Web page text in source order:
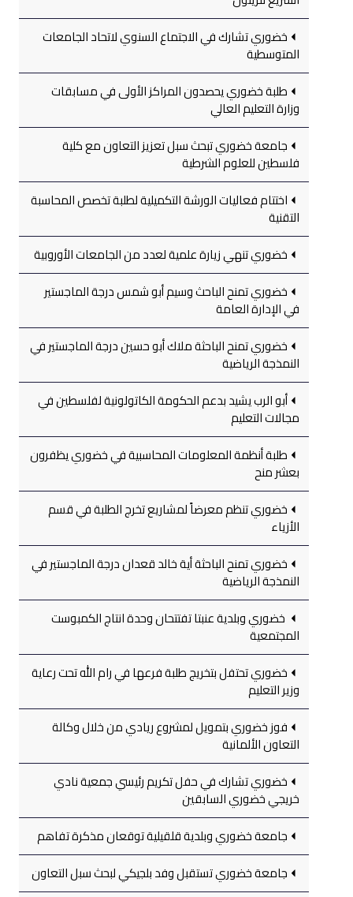
خضوري تشارك في الاجتماع السنوي لاتحاد الجامعات
المتوسطية
طلبة خضوري يحصدون المراكز الأولى في مسابقات
وزارة التعليم العالي
جامعة خضوري تبحث سبل تعزيز التعاون مع كلية
فلسطين للعلوم الشرطية
اختتام فعاليات الورشة التكميلية لطلبة تخصص المحاسبة
التقنية
خضوري تنهي زيارة علمية لعدد من الجامعات الأوروبية
خضوري تمنح الباحث وسيم أبو شمس درجة الماجستير
في الإدارة العامة
خضوري تمنح الباحثة ملاك أبو حسين درجة الماجستير في
النمذجة الرياضية
أبو الرب يشيد بدعم الحكومة الكاتولونية لفلسطين في
مجالات التعليم
طلبة أنظمة المعلومات المحاسبية في خضوري يظفرون
بعشر منح
خضوري تنظم معرضاً لمشاريع تخرج الطلبة في قسم
الأزياء
خضوري تمنح الباحثة أية خالد قعدان درجة الماجستير في
النمذجة الرياضية
خضوري وبلدية عنبتا تفتتحان وحدة انتاج الكمبوست
المجتمعية
خضوري تحتفل بتخريج طلبة فرعها في رام الله تحت رعاية
وزير التعليم
فوز خضوري بتمويل لمشروع ريادي من خلال وكالة
التعاون الألمانية
خضوري تشارك في حفل تكريم رئيسي جمعية نادي
خريجي خضوري السابقين
جامعة خضوري وبلدية قلقيلية توقعان مذكرة تفاهم
جامعة خضوري تستقبل وفد بلجيكي لبحث سبل التعاون